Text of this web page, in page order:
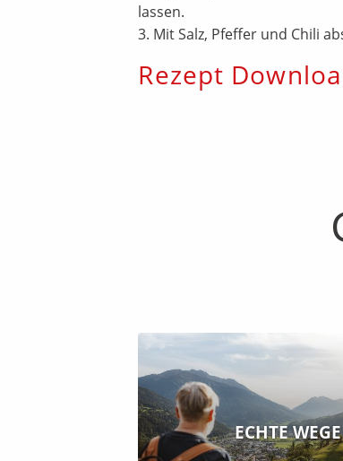
lassen.
3. Mit Salz, Pfeffer und Chili
Rezept
ECHTE WEGE